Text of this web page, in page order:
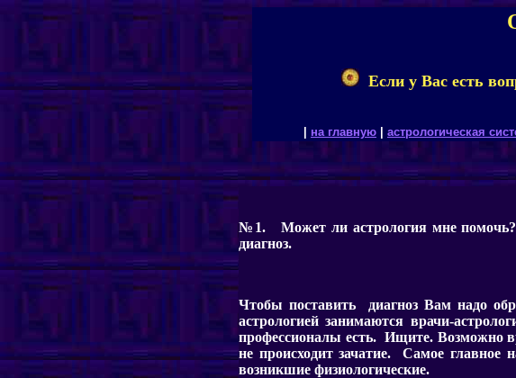
Если у Вас есть
на главную астрологическая
№1. Может ли астрология мне помочь?
диагноз.
Чтобы поставить диагноз Вам надо
астрологией занимаются врачи-
профессионалы есть. Ищите. Возможно
не происходит зачатие. Самое главное
возникшие физиологические.